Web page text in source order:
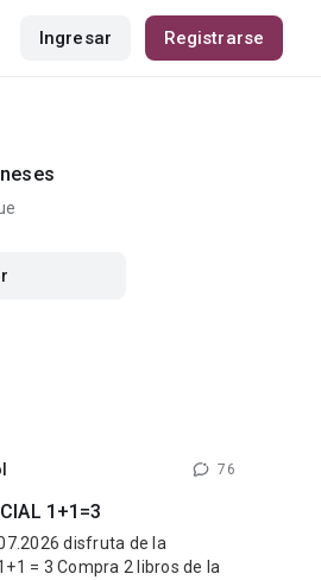
Ingresar Registrarse
76
1+1=3
disfruta de la
= 3 Compra 2 libros de la